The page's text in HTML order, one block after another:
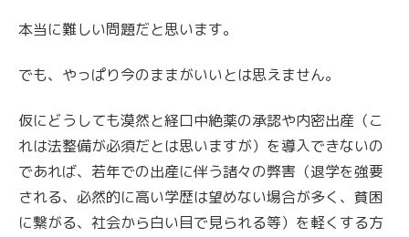
本当に難しい問題だと思います。
でも、やっぱり今のままがいいとは思えません。
仮にどうしても漠然と経口中絶薬の承認や内密出産（こ
れは法整備が必須だとは思いますが）を導入できないの
であれば、若年での出産に伴う諸々の弊害（退学を強要
される、必然的に高い学歴は望めない場合が多く、貧困
に繋がる、社会から白い目で見られる等）を軽くする方